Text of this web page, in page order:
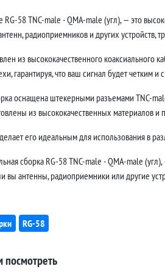
RG-58 TNC-male - QMA-male (угл), — это
радиоприемников и других
из высококачественного коаксиального
гарантируя, что ваш сигнал будет четким и
оснащена штекерными разъемами TNC-
из высококачественных материалов
его идеальным для использования в
сборка RG-58 TNC-male - QMA-male
вы антенны, радиоприемники или другие
RG-58